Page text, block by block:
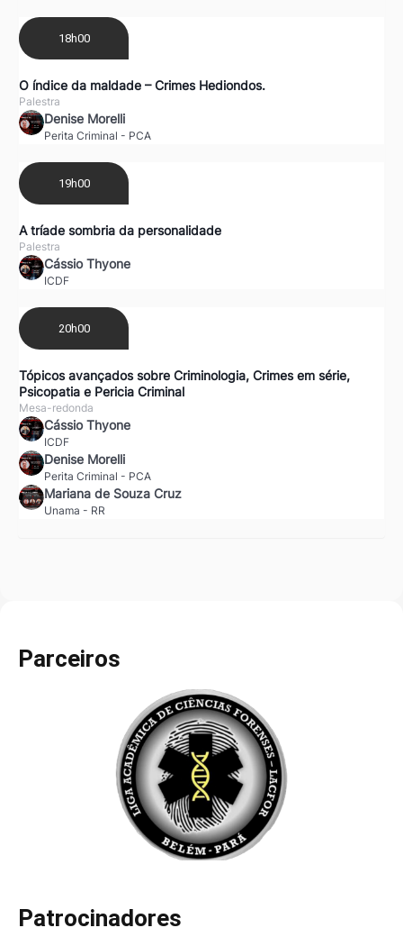
O índice da maldade – Crimes Hediondos.
Palestra
Denise Morelli
Perita Criminal - PCA
18h00
A tríade sombria da personalidade
Palestra
Cássio Thyone
ICDF
19h00
Tópicos avançados sobre Criminologia, Crimes em série,
Psicopatia e Pericia Criminal
Mesa-redonda
Cássio Thyone
ICDF
Denise Morelli
Perita Criminal - PCA
Mariana de Souza Cruz
Unama - RR
20h00
Parceiros
Patrocinadores